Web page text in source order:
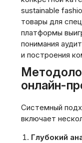
sustainable
товары для
платформы
понимания
и построения
онлайн-
Системный
включает
Глубокий